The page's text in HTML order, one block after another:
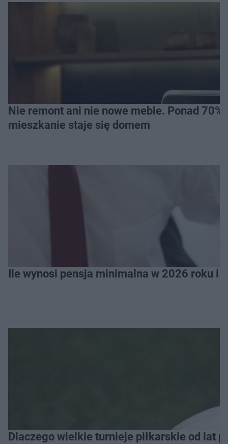
Nie remont ani nie nowe meble. Ponad
mieszkanie staje się domem
Ile wynosi pensja minimalna w 2026 roku i
Dlaczego wielkie turnieje piłkarskie od lat